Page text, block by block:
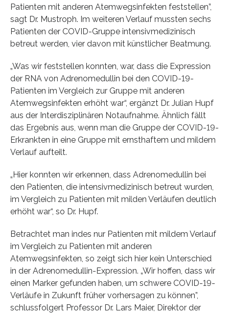
Patienten mit anderen Atemwegsinfekten feststellen”,
sagt Dr. Mustroph. Im weiteren Verlauf mussten sechs
Patienten der COVID-Gruppe intensivmedizinisch
betreut werden, vier davon mit künstlicher Beatmung.
„Was wir feststellen konnten, war, dass die Expression
der RNA von Adrenomedullin bei den COVID-19-
Patienten im Vergleich zur Gruppe mit anderen
Atemwegsinfekten erhöht war“, ergänzt Dr. Julian Hupf
aus der Interdisziplinären Notaufnahme. Ähnlich fällt
das Ergebnis aus, wenn man die Gruppe der COVID-19-
Erkrankten in eine Gruppe mit ernsthaftem und mildem
Verlauf aufteilt.
„Hier konnten wir erkennen, dass Adrenomedullin bei
den Patienten, die intensivmedizinisch betreut wurden,
im Vergleich zu Patienten mit milden Verläufen deutlich
erhöht war“, so Dr. Hupf.
Betrachtet man indes nur Patienten mit mildem Verlauf
im Vergleich zu Patienten mit anderen
Atemwegsinfekten, so zeigt sich hier kein Unterschied
in der Adrenomedullin-Expression. „Wir hoffen, dass wir
einen Marker gefunden haben, um schwere COVID-19-
Verläufe in Zukunft früher vorhersagen zu können”,
schlussfolgert Professor Dr. Lars Maier, Direktor der